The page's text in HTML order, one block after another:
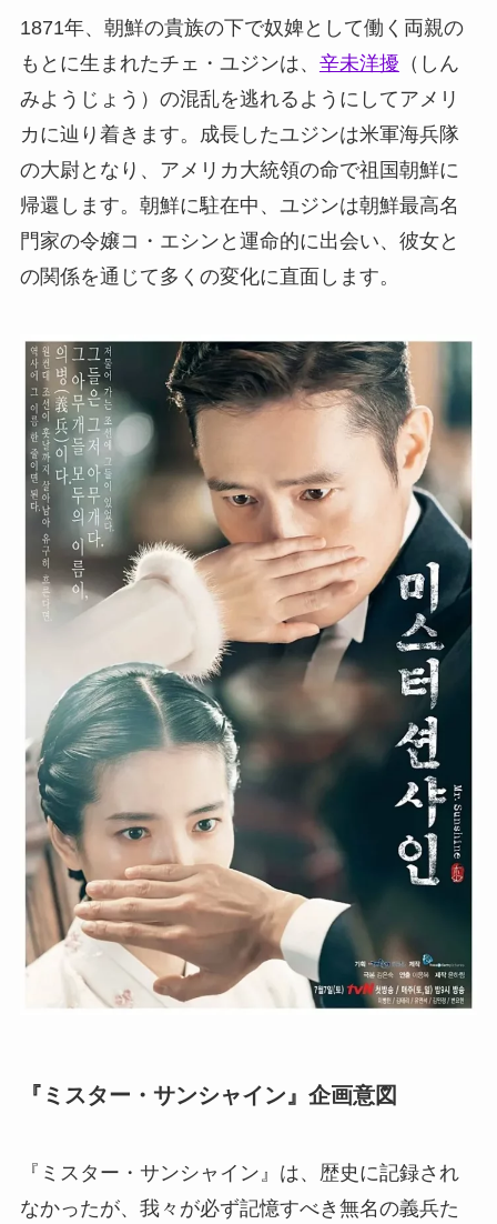
1871年、朝鮮の貴族の下で奴婢として働く両親の
もとに生まれたチェ・ユジンは、 辛未洋擾 （しん
みようじょう）の混乱を逃れるようにしてアメリ
カに辿り着きます。成長したユジンは米軍海兵隊
の大尉となり、アメリカ大統領の命で祖国朝鮮に
帰還します。朝鮮に駐在中、ユジンは朝鮮最高名
門家の令嬢コ・エシンと運命的に出会い、彼女と
の関係を通じて多くの変化に直面します。
『ミスター・サンシャイン』企画意図
『ミスター・サンシャイン』は、歴史に記録され
なかったが、我々が必ず記憶すべき無名の義兵た